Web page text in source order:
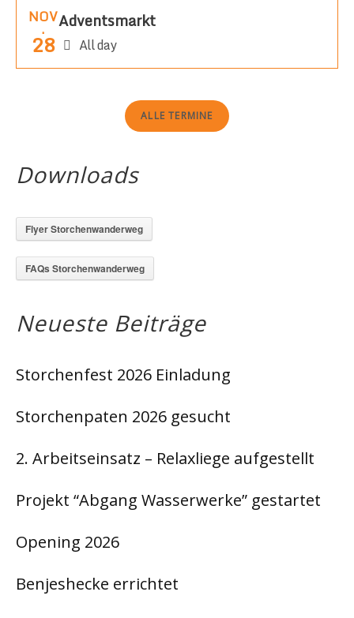
NOV
.
28
Adventsmarkt
All day
ALLE TERMINE
Downloads
Flyer Storchenwanderweg
FAQs Storchenwanderweg
Neueste Beiträge
Storchenfest 2026 Einladung
Storchenpaten 2026 gesucht
2. Arbeitseinsatz – Relaxliege aufgestellt
Projekt “Abgang Wasserwerke” gestartet
Opening 2026
Benjeshecke errichtet